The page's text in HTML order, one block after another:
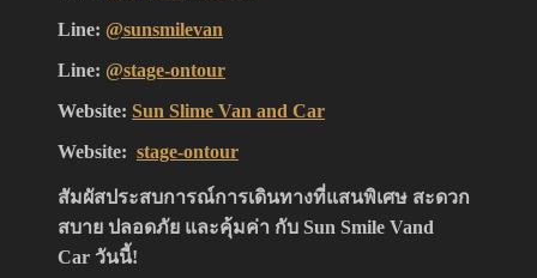
Line: @sunsmilevan
Line: @stage-ontour
Website: Sun Slime Van and Car
Website: stage-ontour
สัมผัสประสบการณ์การเดินทางที่แสนพิเศษ สะดวก
สบาย ปลอดภัย และคุ้มค่า กับ Sun Smile Vand
Car วันนี้!